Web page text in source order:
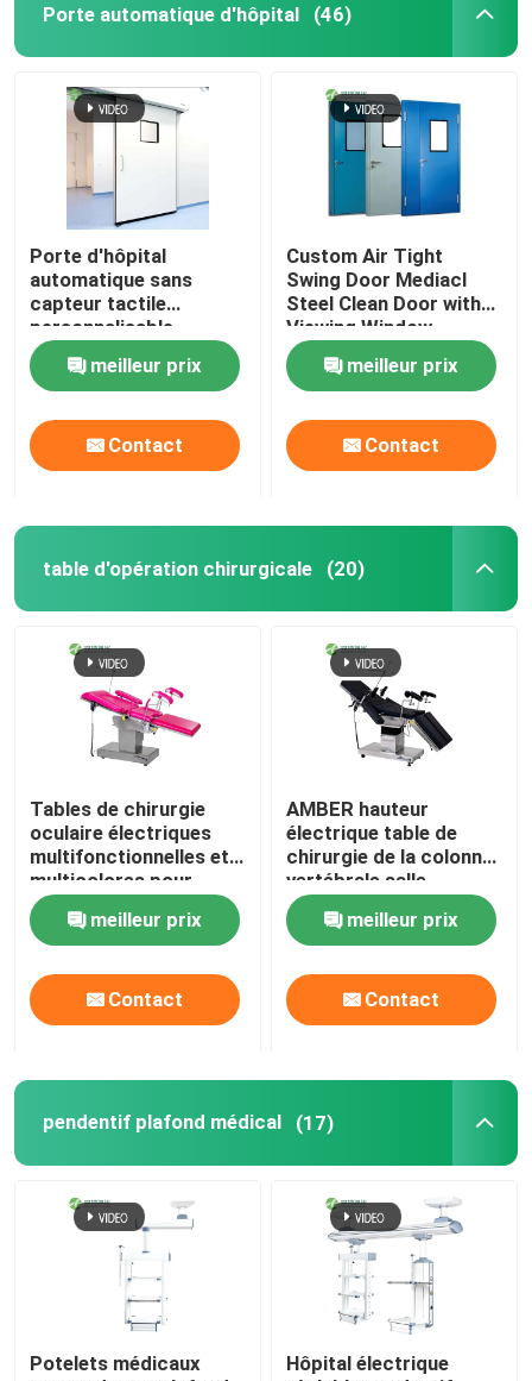
Porte automatique d'hôpital (46)
Porte d'hôpital
automatique sans
capteur tactile
personnalisable
meilleur prix
Contact
Custom Air Tight
Swing Door Mediacl
Steel Clean Door with
Viewing Window
meilleur prix
Contact
table d'opération chirurgicale (20)
Tables de chirurgie
oculaire électriques
multifonctionnelles et
multicolores pour
hôpitaux
meilleur prix
Contact
AMBER hauteur
électrique table de
chirurgie de la colonne
vertébrale salle
d'opération à
commande à distance
meilleur prix
Contact
pendentif plafond médical (17)
Potelets médicaux
Hôpital électrique